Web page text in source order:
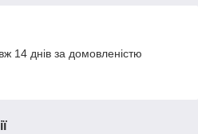
14 днів за домовленістю